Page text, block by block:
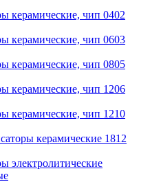
керамические, чип 0402
керамические, чип 0603
керамические, чип 0805
керамические, чип 1206
керамические, чип 1210
керамические 1812
электролитические